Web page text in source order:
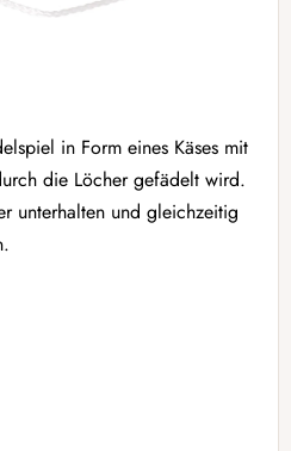
in Form eines Käses mit
die Löcher gefädelt wird.
unterhalten und gleichzeitig